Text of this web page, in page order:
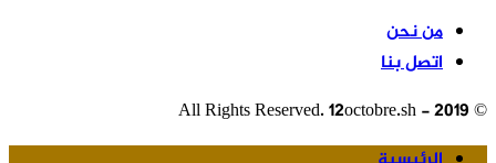
من نحن
اتصل بنا
© 2019 - All Rights Reserved. 12octobre.sh